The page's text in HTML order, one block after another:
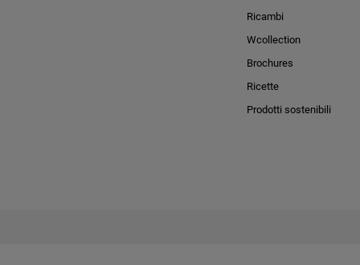
Ricambi
Wcollection
Brochures
Ricette
Prodotti sostenibili